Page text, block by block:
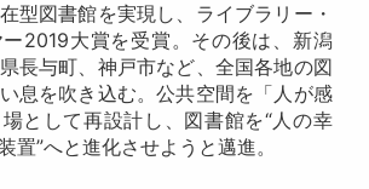
型図書館を実現し、 ライブラリー・
2019大賞を受賞。その後は、新潟
長与町、神戸市など、全国各地の図
息を吹き込む。公共空間を「人が感
として再設計し、図書館を“人の幸
置”へと進化させようと邁進。